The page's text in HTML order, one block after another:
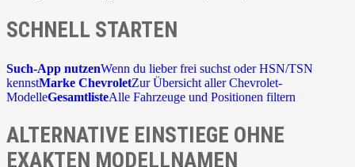
SCHNELL STARTEN
Such-App nutzenWenn du lieber frei suchst oder HSN/TSN
kennstMarke ChevroletZur Übersicht aller Chevrolet-
ModelleGesamtlisteAlle Fahrzeuge und Positionen filtern
ALTERNATIVE EINSTIEGE OHNE
EXAKTEN MODELLNAMEN